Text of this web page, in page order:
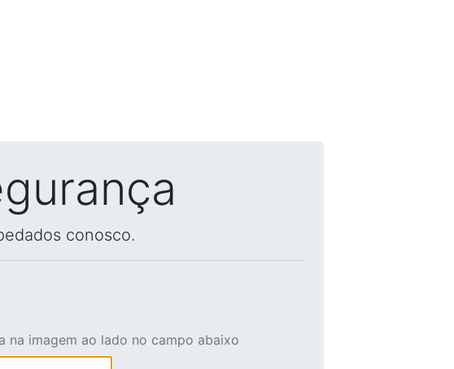
conosco.
na imagem ao lado no campo abaixo